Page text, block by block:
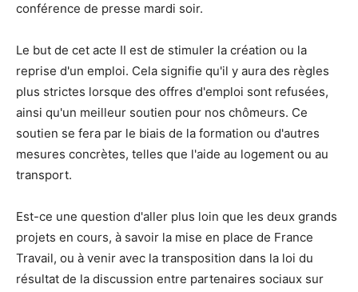
conférence de presse mardi soir.
Le but de cet acte II est de stimuler la création ou la
reprise d'un emploi. Cela signifie qu'il y aura des règles
plus strictes lorsque des offres d'emploi sont refusées,
ainsi qu'un meilleur soutien pour nos chômeurs. Ce
soutien se fera par le biais de la formation ou d'autres
mesures concrètes, telles que l'aide au logement ou au
transport.
Est-ce une question d'aller plus loin que les deux grands
projets en cours, à savoir la mise en place de France
Travail, ou à venir avec la transposition dans la loi du
résultat de la discussion entre partenaires sociaux sur